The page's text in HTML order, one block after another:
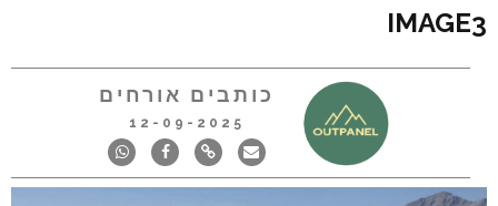
IMAGE3
כותבים אורחים
12-09-2025